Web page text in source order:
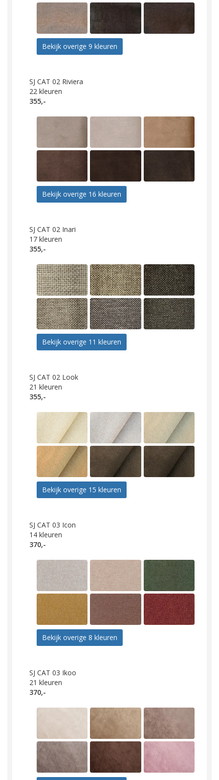
Bekijk overige 9 kleuren
SJ CAT 02 Riviera
22 kleuren
355,-
Bekijk overige 16 kleuren
SJ CAT 02 Inari
17 kleuren
355,-
Bekijk overige 11 kleuren
SJ CAT 02 Look
21 kleuren
355,-
Bekijk overige 15 kleuren
SJ CAT 03 Icon
14 kleuren
370,-
Bekijk overige 8 kleuren
SJ CAT 03 Ikoo
21 kleuren
370,-